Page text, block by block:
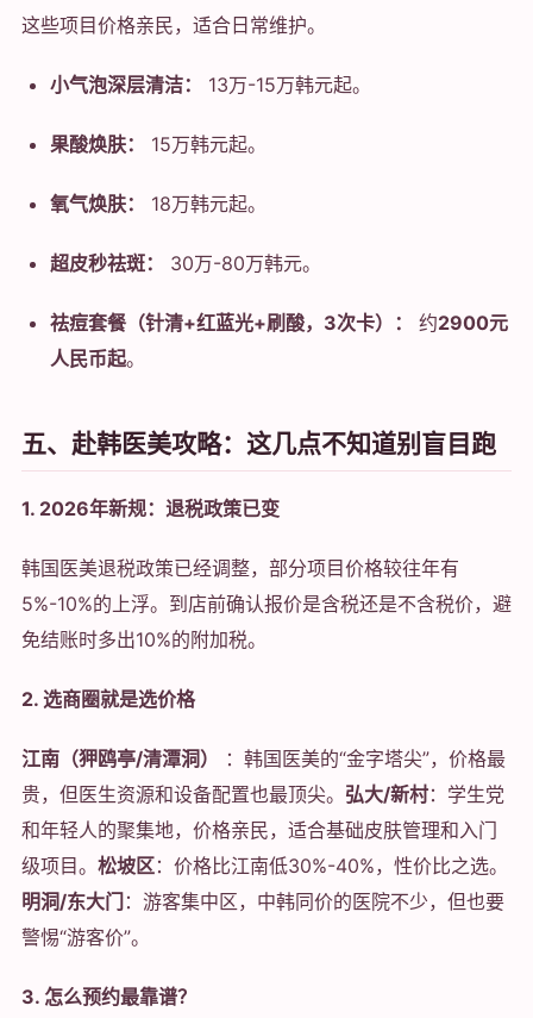
这些项目价格亲民，适合日常维护。
小气泡深层清洁： 13万-15万韩元起。
果酸焕肤： 15万韩元起。
氧气焕肤： 18万韩元起。
超皮秒祛斑： 30万-80万韩元。
祛痘套餐（针清+红蓝光+刷酸，3次卡）： 约2900元
人民币起。
五、赴韩医美攻略：这几点不知道别盲目跑
1. 2026年新规：退税政策已变
韩国医美退税政策已经调整，部分项目价格较往年有
5%-10%的上浮。到店前确认报价是含税还是不含税价，避
免结账时多出10%的附加税。
2. 选商圈就是选价格
江南（狎鸥亭/清潭洞）
：韩国医美的“金字塔尖”，价格最
贵，但医生资源和设备配置也最顶尖。 弘大/新村：学生党
和年轻人的聚集地，价格亲民，适合基础皮肤管理和入门
级项目。 松坡区：价格比江南低30%-40%，性价比之选。
明洞/东大门 ：游客集中区，中韩同价的医院不少，但也要
警惕“游客价”。
3. 怎么预约最靠谱？